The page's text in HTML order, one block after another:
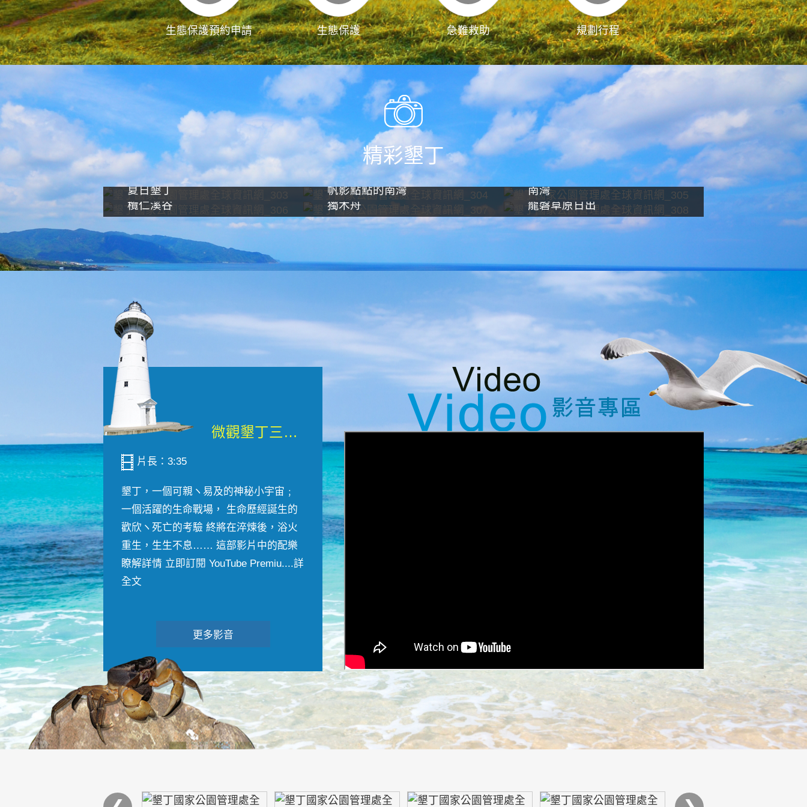
生態保護預約申請 生態保護 急難救助 規劃行程 影像直播
精彩墾丁
夏日墾丁 帆影點點的南灣
南灣
欖仁溪谷
獨木舟 龍磐草原日出
微觀墾丁三部曲 重生....
片長：3:35
墾丁，一個可親ヽ易及的神秘小宇宙﹔
一個活躍的生命戰場， 生命歷經誕生的
歡欣ヽ死亡的考驗 終將在淬煉後，浴火
重生，生生不息…… 這部影片中的配樂
瞭解詳情 立即訂閱 YouTube Premiu....詳
全文
更多影音